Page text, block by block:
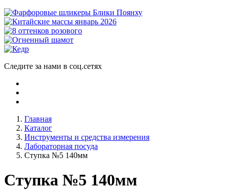
Следите за нами в соц.сетях
Главная
Каталог
Инструменты и средства измерения
Лабораторная посуда
Ступка №5 140мм
Ступка №5 140мм